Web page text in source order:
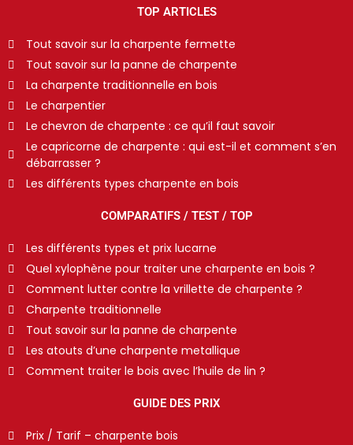
TOP ARTICLES
Tout savoir sur la charpente fermette
Tout savoir sur la panne de charpente
La charpente traditionnelle en bois
Le charpentier
Le chevron de charpente : ce qu’il faut savoir
Le capricorne de charpente : qui est-il et comment s’en
débarrasser ?
Les différents types charpente en bois
COMPARATIFS / TEST / TOP
Les différents types et prix lucarne
Quel xylophène pour traiter une charpente en bois ?
Comment lutter contre la vrillette de charpente ?
Charpente traditionnelle
Tout savoir sur la panne de charpente
Les atouts d’une charpente metallique
Comment traiter le bois avec l’huile de lin ?
GUIDE DES PRIX
Prix / Tarif – charpente bois